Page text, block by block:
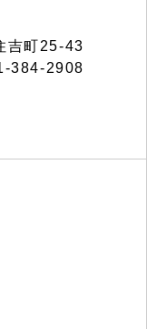
吉町25-43
384-2908